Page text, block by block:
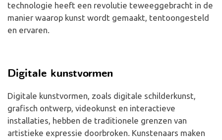
technologie heeft een revolutie teweeggebracht in de
manier waarop kunst wordt gemaakt, tentoongesteld
en ervaren.
Digitale kunstvormen
Digitale kunstvormen, zoals digitale schilderkunst,
grafisch ontwerp, videokunst en interactieve
installaties, hebben de traditionele grenzen van
artistieke expressie doorbroken. Kunstenaars maken